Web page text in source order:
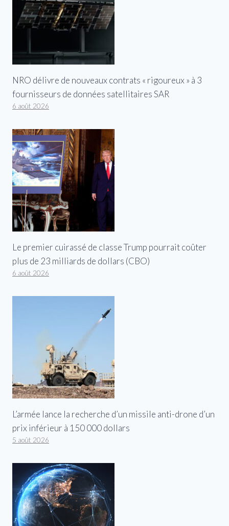
NRO délivre de nouveaux contrats « rigoureux » à 3
fournisseurs de données satellitaires SAR
6 août 2026
Le premier cuirassé de classe Trump pourrait coûter
plus de 23 milliards de dollars (CBO)
6 août 2026
L’armée lance la recherche d’un missile anti-drone d’un
prix inférieur à 150 000 dollars
5 août 2026